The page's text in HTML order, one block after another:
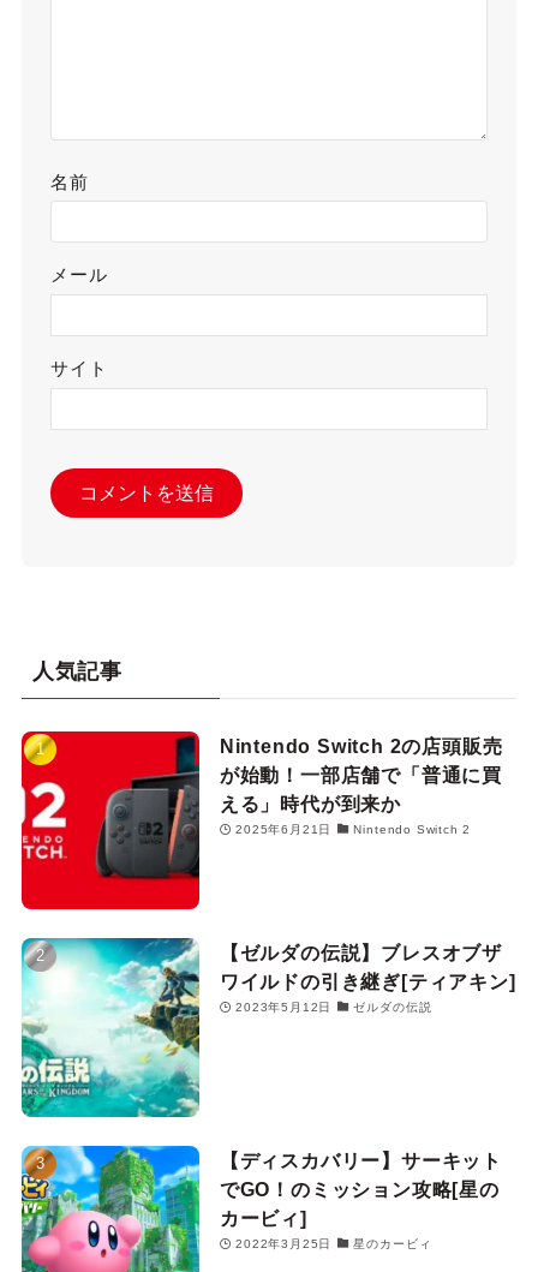
名前
メール
サイト
人気記事
Nintendo Switch 2の店頭販売
が始動！一部店舗で「普通に買
える」時代が到来か
2025年6月21日 Nintendo Switch 2
【ゼルダの伝説】ブレスオブザ
ワイルドの引き継ぎ[ティアキン]
2023年5月12日 ゼルダの伝説
【ディスカバリー】サーキット
でGO！のミッション攻略[星の
カービィ]
2022年3月25日 星のカービィ